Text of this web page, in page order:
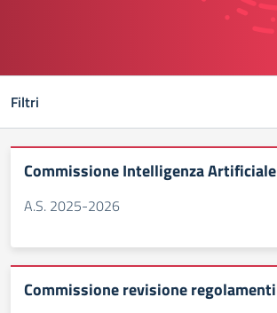
Filtri
Commissione Intelligenza Artificiale
A.S. 2025-2026
Commissione revisione regolamenti